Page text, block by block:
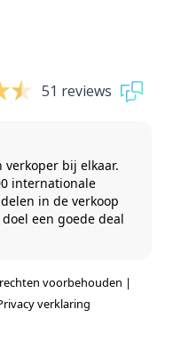
51 reviews
bij elkaar.
internationale
in de verkoop
een goede deal
voorbehouden |
verklaring